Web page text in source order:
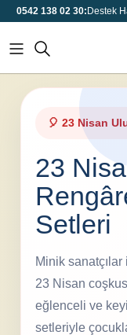
0542 138 02 30: Destek
🎈 23 Nisan
23
Setleri
Minik
23 Nisan
eğlenceli ve
setleriyle